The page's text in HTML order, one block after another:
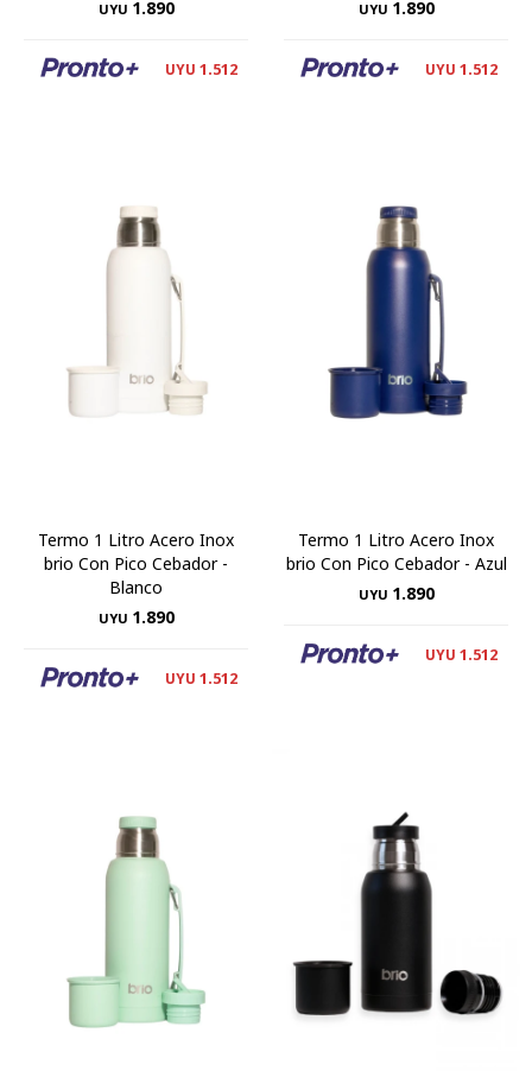
UYU 1.890
UYU 1.512
UYU 1.890
UYU 1.512
Termo 1 Litro Acero Inox
brio Con Pico Cebador -
Blanco
UYU 1.890
UYU 1.512
Termo 1 Litro Acero Inox
brio Con Pico Cebador - Azul
UYU 1.890
UYU 1.512